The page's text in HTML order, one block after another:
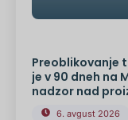
Preoblikovanje
je v 90 dneh na
nadzor nad
6. avgust 2026